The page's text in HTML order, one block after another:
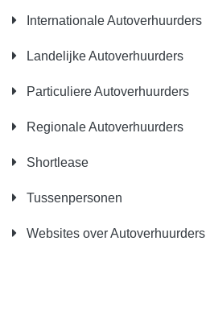
Internationale Autoverhuurders
Landelijke Autoverhuurders
Particuliere Autoverhuurders
Regionale Autoverhuurders
Shortlease
Tussenpersonen
Websites over Autoverhuurders